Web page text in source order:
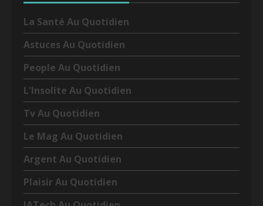
La Santé Au Quotidien
Astuces Au Quotidien
People Au Quotidien
L'Insolite Au Quotidien
Tv Au Quotidien
Le Mag Au Quotidien
Argent Au Quotidien
Plaisir Au Quotidien